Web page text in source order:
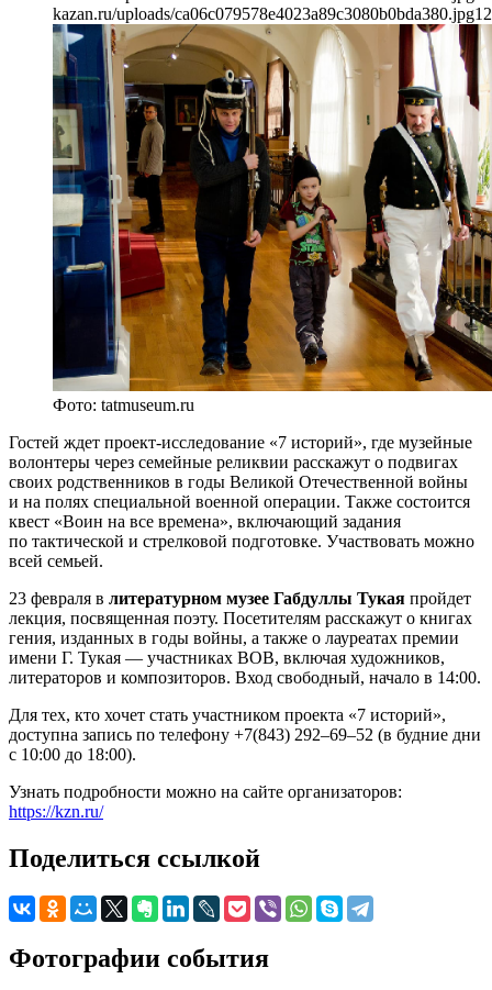
kazan.ru/uploads/ca06c079578e4023a89c3080b0bda380.jpg
Фото: tatmuseum.ru
Гостей ждет проект-исследование «7 историй», где музейные
волонтеры через семейные реликвии расскажут о подвигах
своих родственников в годы Великой Отечественной войны
и на полях специальной военной операции. Также состоится
квест «Воин на все времена», включающий задания
по тактической и стрелковой подготовке. Участвовать можно
всей семьей.
23 февраля в литературном музее Габдуллы Тукая пройдет
лекция, посвященная поэту. Посетителям расскажут о книгах
гения, изданных в годы войны, а также о лауреатах премии
имени Г. Тукая — участниках ВОВ, включая художников,
литераторов и композиторов. Вход свободный, начало в 14:00.
Для тех, кто хочет стать участником проекта «7 историй»,
доступна запись по телефону +7(843) 292–69–52 (в будние дни
с 10:00 до 18:00).
Узнать подробности можно на сайте организаторов:
https://kzn.ru/
Поделиться ссылкой
Фотографии события